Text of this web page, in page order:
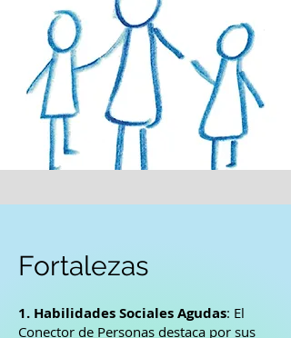
Fortalezas
1. Habilidades Sociales Agudas: El
Conector de Personas destaca por sus